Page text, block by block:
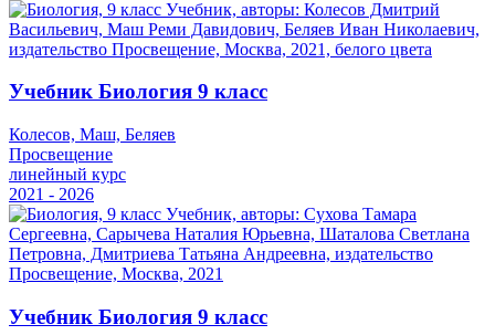
Учебник Биология 9 класс
Колесов, Маш, Беляев
Просвещение
линейный курс
2021 - 2026
Учебник Биология 9 класс